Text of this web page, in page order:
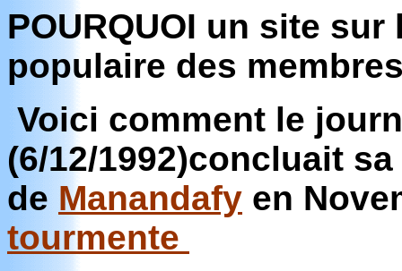
POURQUOI un site
populaire des
Voici comment le
(6/12/1992)concluait
de Manandafy en
tourmente